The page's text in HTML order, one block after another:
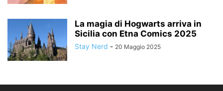
La magia di Hogwarts arriva in
Sicilia con Etna Comics 2025
Stay Nerd - 20 Maggio 2025